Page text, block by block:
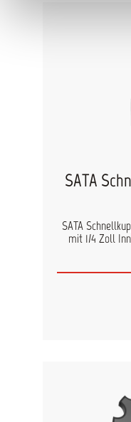
zu schützen
alle
6007 5 x
Luftdüsen
62174 1 x
SATA
SATA
mit 1/4 Zoll